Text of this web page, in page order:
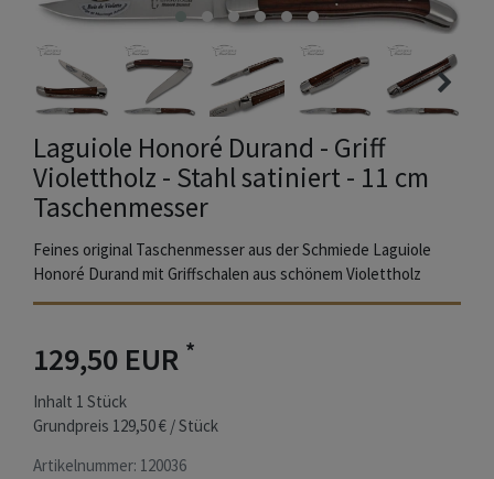
Laguiole Honoré Durand - Griff
Violettholz - Stahl satiniert - 11 cm
Taschenmesser
Feines original Taschenmesser aus der Schmiede Laguiole
Honoré Durand mit Griffschalen aus schönem Violettholz
129,50 EUR *
Inhalt 1 Stück
Grundpreis 129,50 € / Stück
Artikelnummer: 120036